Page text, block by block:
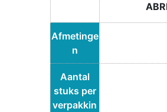
Afmetinge
n
Aantal
stuks per
verpakkin